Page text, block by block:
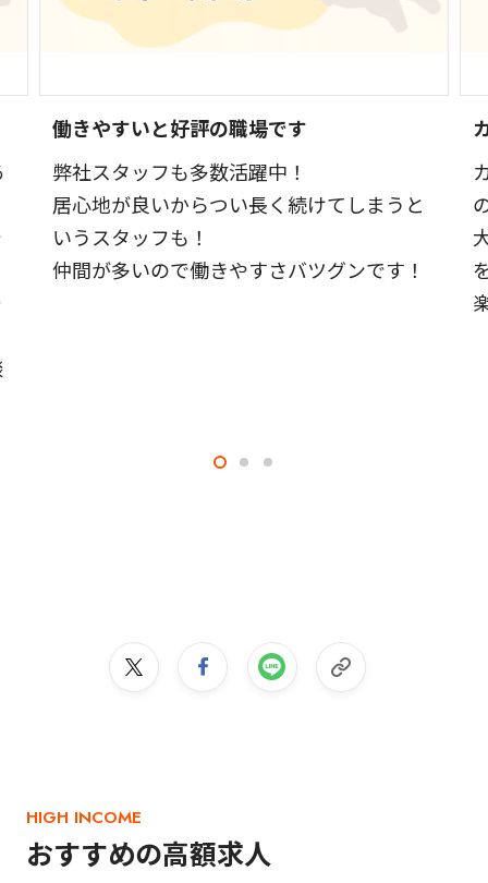
働きやすいと好評の職場です
弊社スタッフも多数活躍中！
居心地が良いからつい長く続けてしまうと
いうスタッフも！
仲間が多いので働きやすさバツグンです！
HIGH INCOME
おすすめの高額求人